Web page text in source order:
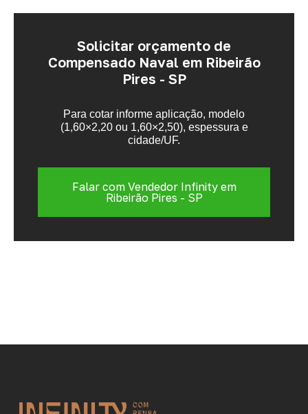
Solicitar orçamento de
Compensado Naval em Ribeirão
Pires - SP
Para cotar informe aplicação, modelo
(1,60×2,20 ou 1,60×2,50), espessura e
cidade/UF.
Falar com Vendedor Infinity em
Ribeirão Pires - SP